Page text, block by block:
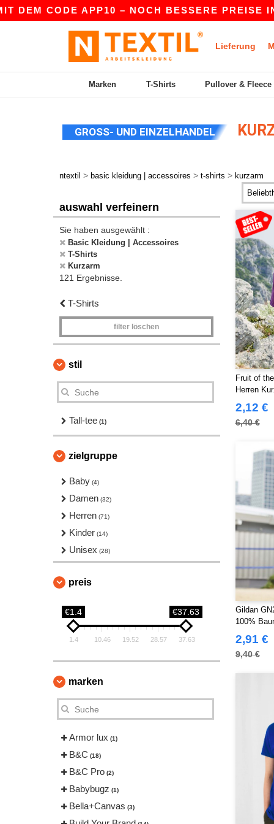
APP10 – NOCH BESSERE PREISE IN DER APP!
Lieferung
Marken T-Shirts Pullover & Fleece
GROSS- UND EINZELHANDEL
ntextil > basic kleidung | accessoires > t-shirts > kurzarm
auswahl verfeinern
Sie haben ausgewählt :
Basic Kleidung | Accessoires
T-Shirts
Kurzarm
121 Ergebnisse.
T-Shirts
filter löschen
stil
Tall-tee (1)
zielgruppe
Baby (4)
Damen (32)
Herren (71)
Kinder (14)
Unisex (28)
preis
€1.4 €37.63
1.4 10.46 19.52 28.57 37.63
marken
Armor lux (1)
B&C (18)
B&C Pro (2)
Babybugz (1)
Bella+Canvas (3)
Fruit of
Herren
2,12 €
6,40 €
Gildan
100%
2,91 €
9,40 €